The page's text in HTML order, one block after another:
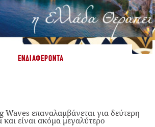
ΕΝΔΙΑΦΈΡΟΝΤΑ
επαναλαμβάνεται για δεύτερη
και είναι ακόμα μεγαλύτερο